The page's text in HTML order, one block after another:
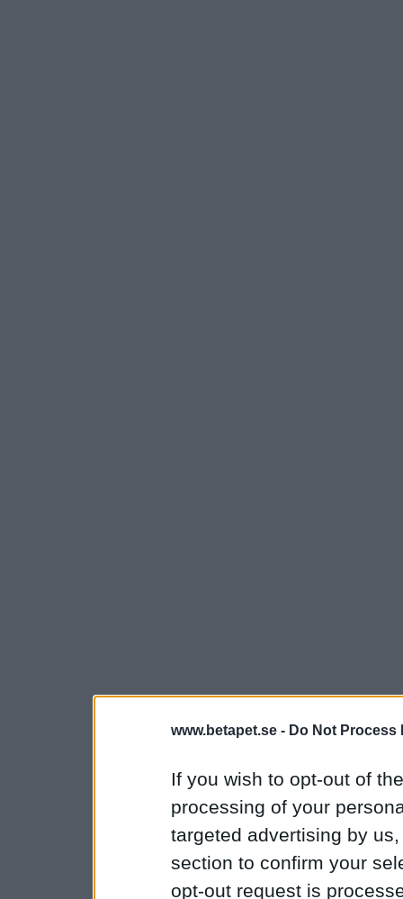
www.betapet.se - Do Not Process
If you wish to opt-out of
processing of your
targeted advertising by
section to confirm your
opt-out request is